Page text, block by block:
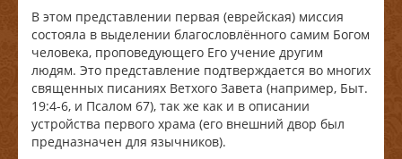
В этом представлении первая (еврейская) миссия
состояла в выделении благословлённого самим Богом
человека, проповедующего Его учение другим
людям. Это представление подтверждается во многих
священных писаниях Ветхого Завета (например, Быт.
19:4-6, и Псалом 67), так же как и в описании
устройства первого храма (его внешний двор был
предназначен для язычников).